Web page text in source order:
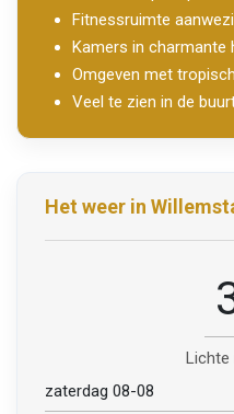
Fitnessruimte
Kamers in charmante
Omgeven met
Veel te zien in de
Het weer in
Lichte
zaterdag 08-08